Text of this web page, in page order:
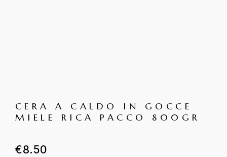
CERA A CALDO IN GOCCE
MIELE RICA PACCO 800GR
€8.50